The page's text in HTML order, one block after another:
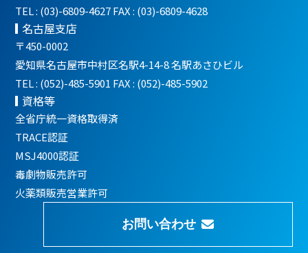
TEL : (03)-6809-4627 FAX : (03)-6809-4628
名古屋支店
〒450-0002
愛知県名古屋市中村区名駅4-14-8 名駅あさひビル
TEL : (052)-485-5901 FAX : (052)-485-5902
資格等
全省庁統一資格取得済
TRACE認証
MSJ4000認証
毒劇物販売許可
火薬類販売営業許可
お問い合わせ